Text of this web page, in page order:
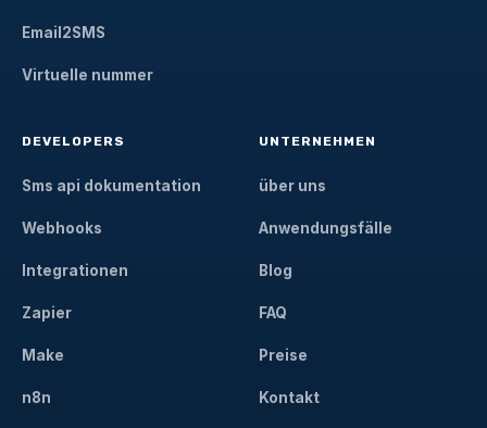
Email2SMS
Virtuelle nummer
DEVELOPERS
Sms api dokumentation
Webhooks
Integrationen
Zapier
Make
n8n
UNTERNEHMEN
über uns
Anwendungsfälle
Blog
FAQ
Preise
Kontakt